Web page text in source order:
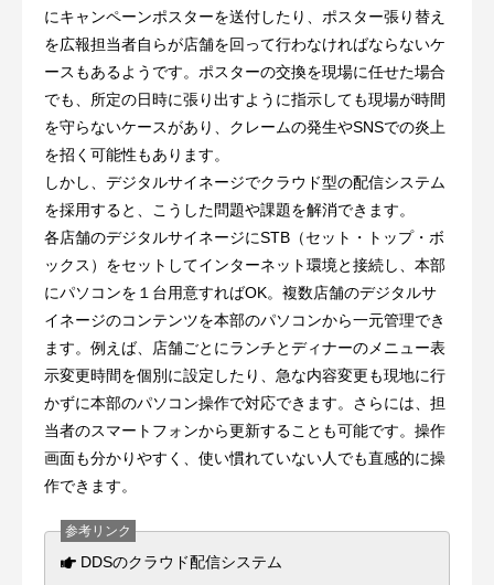
にキャンペーンポスターを送付したり、ポスター張り替え
を広報担当者自らが店舗を回って行わなければならないケ
ースもあるようです。ポスターの交換を現場に任せた場合
でも、所定の日時に張り出すように指示しても現場が時間
を守らないケースがあり、クレームの発生やSNSでの炎上
を招く可能性もあります。
しかし、デジタルサイネージでクラウド型の配信システム
を採用すると、こうした問題や課題を解消できます。
各店舗のデジタルサイネージにSTB（セット・トップ・ボ
ックス）をセットしてインターネット環境と接続し、本部
にパソコンを１台用意すればOK。複数店舗のデジタルサ
イネージのコンテンツを本部のパソコンから一元管理でき
ます。例えば、店舗ごとにランチとディナーのメニュー表
示変更時間を個別に設定したり、急な内容変更も現地に行
かずに本部のパソコン操作で対応できます。さらには、担
当者のスマートフォンから更新することも可能です。操作
画面も分かりやすく、使い慣れていない人でも直感的に操
作できます。
DDSのクラウド配信システム